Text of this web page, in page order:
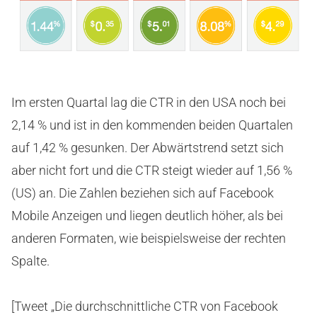
Im ersten Quartal lag die CTR in den USA noch bei
2,14 % und ist in den kommenden beiden Quartalen
auf 1,42 % gesunken. Der Abwärtstrend setzt sich
aber nicht fort und die CTR steigt wieder auf 1,56 %
(US) an. Die Zahlen beziehen sich auf Facebook
Mobile Anzeigen und liegen deutlich höher, als bei
anderen Formaten, wie beispielsweise der rechten
Spalte.
[Tweet „Die durchschnittliche CTR von Facebook